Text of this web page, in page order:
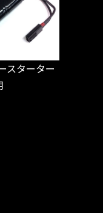
スターター